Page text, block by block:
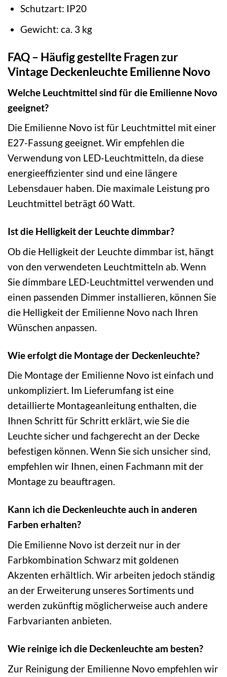
Schutzart: IP20
Gewicht: ca. 3 kg
FAQ – Häufig gestellte Fragen zur
Vintage Deckenleuchte Emilienne Novo
Welche Leuchtmittel sind für die Emilienne Novo
geeignet?
Die Emilienne Novo ist für Leuchtmittel mit einer
E27-Fassung geeignet. Wir empfehlen die
Verwendung von LED-Leuchtmitteln, da diese
energieeffizienter sind und eine längere
Lebensdauer haben. Die maximale Leistung pro
Leuchtmittel beträgt 60 Watt.
Ist die Helligkeit der Leuchte dimmbar?
Ob die Helligkeit der Leuchte dimmbar ist, hängt
von den verwendeten Leuchtmitteln ab. Wenn
Sie dimmbare LED-Leuchtmittel verwenden und
einen passenden Dimmer installieren, können Sie
die Helligkeit der Emilienne Novo nach Ihren
Wünschen anpassen.
Wie erfolgt die Montage der Deckenleuchte?
Die Montage der Emilienne Novo ist einfach und
unkompliziert. Im Lieferumfang ist eine
detaillierte Montageanleitung enthalten, die
Ihnen Schritt für Schritt erklärt, wie Sie die
Leuchte sicher und fachgerecht an der Decke
befestigen können. Wenn Sie sich unsicher sind,
empfehlen wir Ihnen, einen Fachmann mit der
Montage zu beauftragen.
Kann ich die Deckenleuchte auch in anderen
Farben erhalten?
Die Emilienne Novo ist derzeit nur in der
Farbkombination Schwarz mit goldenen
Akzenten erhältlich. Wir arbeiten jedoch ständig
an der Erweiterung unseres Sortiments und
werden zukünftig möglicherweise auch andere
Farbvarianten anbieten.
Wie reinige ich die Deckenleuchte am besten?
Zur Reinigung der Emilienne Novo empfehlen wir